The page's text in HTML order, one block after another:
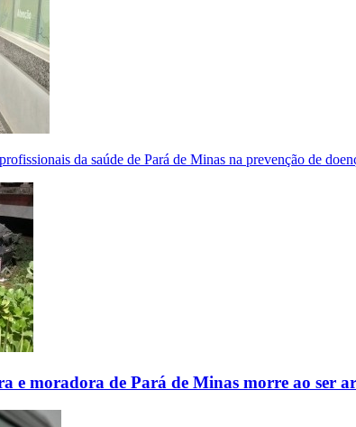
da saúde de Pará de Minas na prevenção de
e moradora de Pará de Minas morre ao ser